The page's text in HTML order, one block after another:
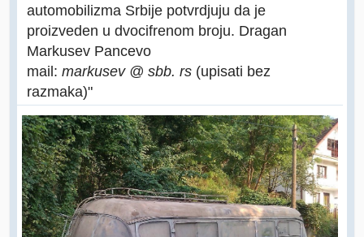
automobilizma Srbije potvrdjuju da je
proizveden u dvocifrenom broju. Dragan
Markusev Pancevo
mail: markusev @ sbb. rs (upisati bez
razmaka)"